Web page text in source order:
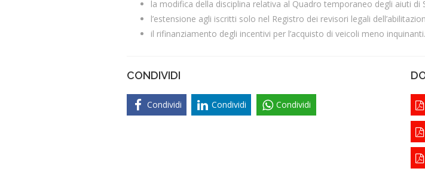
la modifica della disciplina relativa al Quadro temporaneo degli aiuti di
l’estensione agli iscritti solo nel Registro dei revisori legali
il rifinanziamento degli incentivi per l’acquisto di veicoli meno inquinanti.
CONDIVIDI
Condividi Condividi Condividi